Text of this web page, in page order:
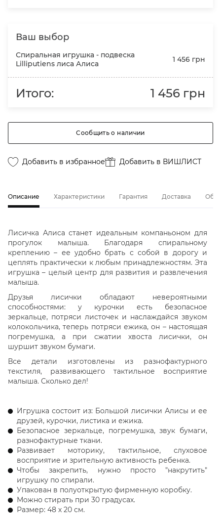
Ваш выбор
Спиральная игрушка - подвеска
Lilliputiens лиса Алиса
1 456 грн
Итого: 1 456 грн
Сообщить о наличии
Добавить в избранное Добавить в ВИШЛИСТ
Описание Характеристики Гарантия Доставка
Лисичка Алиса станет идеальным компаньоном для
прогулок малыша. Благодаря спиральному
креплению – ее удобно брать с собой в дорогу и
цеплять практически к любым принадлежностям. Эта
игрушка – целый центр для развития и развлечения
малыша.
Друзья лисички обладают невероятными
способностями: у курочки есть безопасное
зеркальце, потряси листочек и наслаждайся звуком
колокольчика, теперь потряси ежика, он – настоящая
погремушка, а при сжатии хвоста лисички, он
шуршит звуком бумаги.
Все детали изготовлены из разнофактурного
текстиля, развивающего тактильное восприятие
малыша. Сколько дел!
Игрушка состоит из: Большой лисички Алисы и ее
друзей, курочки, листика и ежика.
Безопасное зеркальце, погремушка, звук бумаги,
разнофактурные ткани.
Развивает моторику, тактильное, слуховое
восприятие и зрительную активность ребенка.
Чтобы закрепить, нужно просто "накрутить"
игрушку по спирали.
Упакован в полуоткрытую фирменную коробку.
Можно стирать при 30 градусах.
Размер: 48 х 20 см.